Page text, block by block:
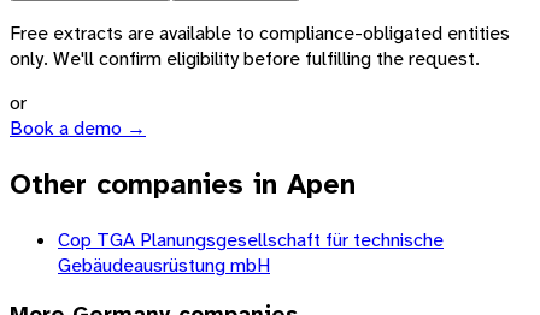
Free extracts are available to compliance-obligated entities
only. We'll confirm eligibility before fulfilling the request.
or
Book a demo →
Other companies in Apen
Cop TGA Planungsgesellschaft für technische
Gebäudeausrüstung mbH